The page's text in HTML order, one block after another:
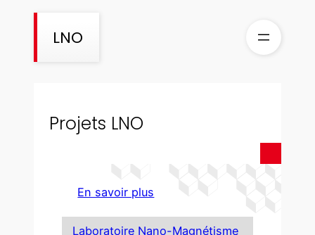
LNO
Projets LNO
Laboratoire Nano-Magnétisme
En savoir plus